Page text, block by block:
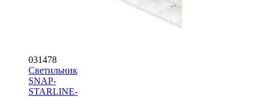
031478
Светильник
SNAP-
STARLINE-